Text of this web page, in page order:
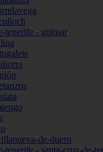
tenerife - güímar
de-duero
tenerife - santa-cruz-de-